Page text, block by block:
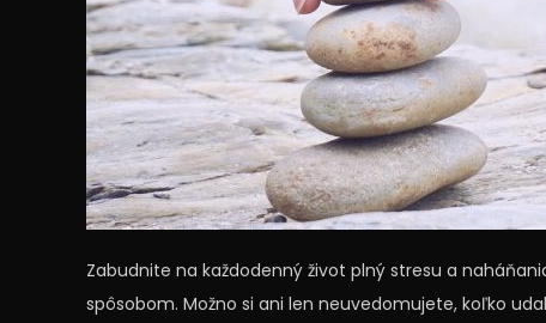
Zabudnite na každodenný život plný stresu a
spôsobom. Možno si ani len neuvedomujete, koľko